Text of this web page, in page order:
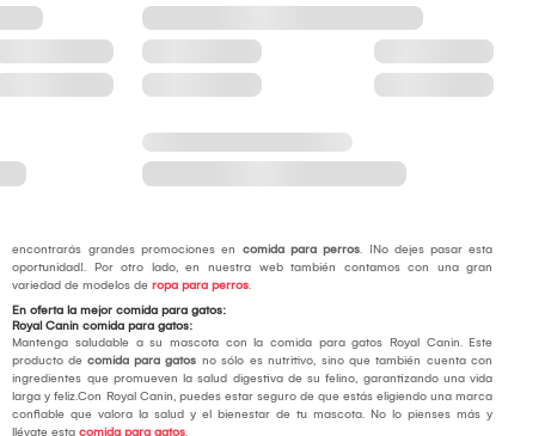
encontrarás grandes promociones en comida para perros. ¡No dejes pasar esta
oportunidad!. Por otro lado, en nuestra web también contamos con una gran
variedad de modelos deropa para perros.
En oferta la mejor comida para gatos:
Royal Canin comida para gatos:
Mantenga saludable a su mascota con la comida para gatos Royal Canin. Este
producto decomida para gatos no sólo es nutritivo, sino que también cuenta con
ingredientes que promueven la salud digestiva de su felino, garantizando una vida
larga y feliz.Con Royal Canin, puedes estar seguro de que estás eligiendo una marca
confiable que valora la salud y el bienestar de tu mascota. No lo pienses más y
llévate estacomida para gatos.